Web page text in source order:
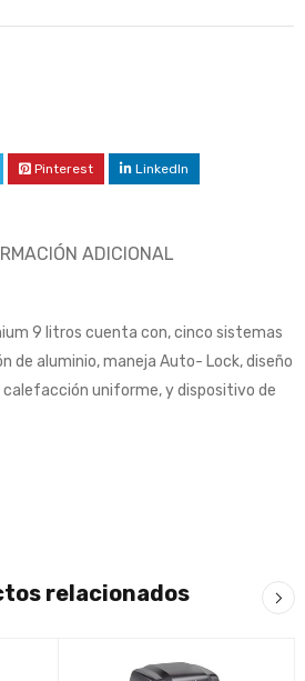
Pinterest LinkedIn
ADICIONAL
9 litros cuenta con, cinco sistemas
de aluminio, maneja Auto- Lock, diseño
calefacción uniforme, y dispositivo de
relacionados